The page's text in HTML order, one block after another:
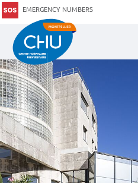
EMERGENCY NUMBERS